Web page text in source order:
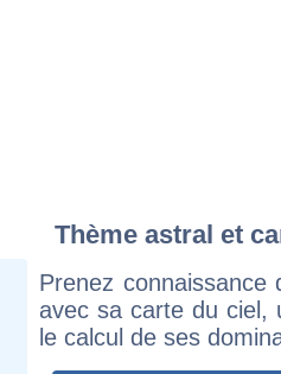
Thème astral et
Prenez
avec sa carte du ciel,
le calcul de ses